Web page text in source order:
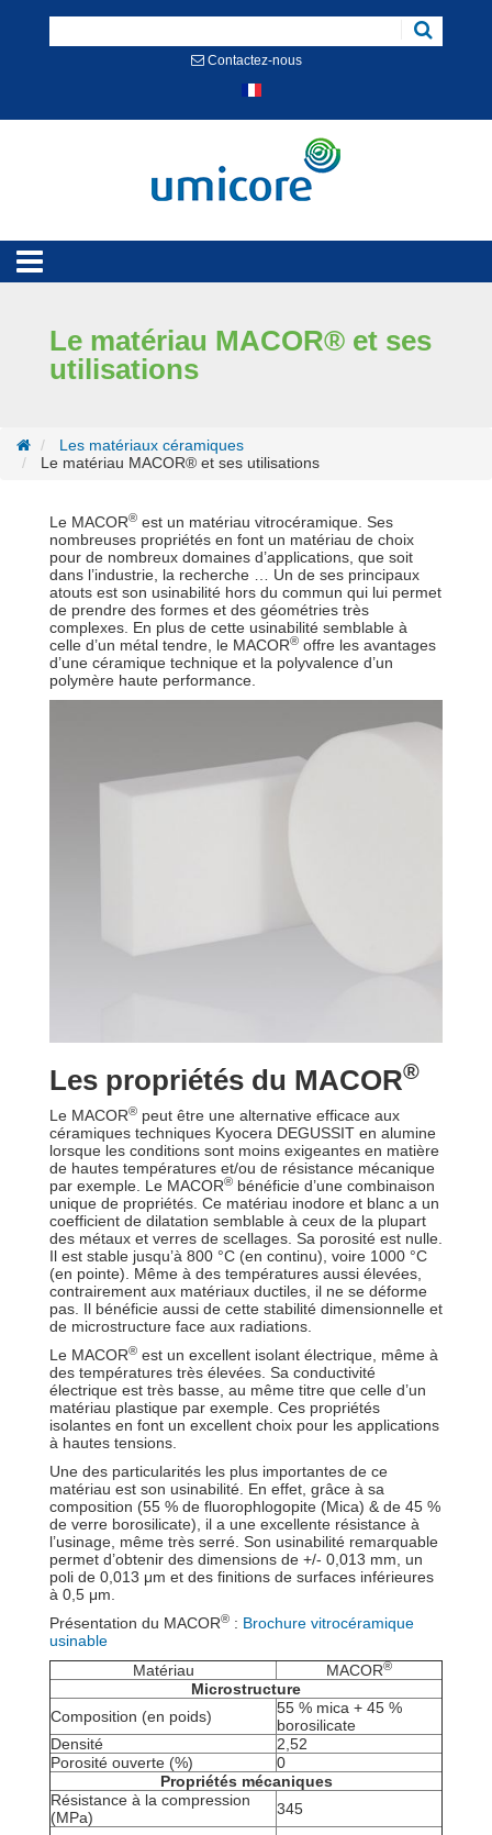
Contactez-nous
Le matériau MACOR® et ses
utilisations
Les matériaux céramiques
Le matériau MACOR® et ses utilisations
Le MACOR® est un matériau vitrocéramique. Ses
nombreuses propriétés en font un matériau de choix
pour de nombreux domaines d’applications, que soit
dans l’industrie, la recherche … Un de ses principaux
atouts est son usinabilité hors du commun qui lui permet
de prendre des formes et des géométries très
complexes. En plus de cette usinabilité semblable à
celle d’un métal tendre, le MACOR® offre les avantages
d’une céramique technique et la polyvalence d’un
polymère haute performance.
Les propriétés du MACOR®
Le MACOR® peut être une alternative efficace aux
céramiques techniques Kyocera DEGUSSIT en alumine
lorsque les conditions sont moins exigeantes en matière
de hautes températures et/ou de résistance mécanique
par exemple. Le MACOR® bénéficie d’une combinaison
unique de propriétés. Ce matériau inodore et blanc a un
coefficient de dilatation semblable à ceux de la plupart
des métaux et verres de scellages. Sa porosité est nulle.
Il est stable jusqu’à 800 °C (en continu), voire 1000 °C
(en pointe). Même à des températures aussi élevées,
contrairement aux matériaux ductiles, il ne se déforme
pas. Il bénéficie aussi de cette stabilité dimensionnelle et
de microstructure face aux radiations.
Le MACOR® est un excellent isolant électrique, même à
des températures très élevées. Sa conductivité
électrique est très basse, au même titre que celle d’un
matériau plastique par exemple. Ces propriétés
isolantes en font un excellent choix pour les applications
à hautes tensions.
Une des particularités les plus importantes de ce
matériau est son usinabilité. En effet, grâce à sa
composition (55 % de fluorophlogopite (Mica) & de 45 %
de verre borosilicate), il a une excellente résistance à
l’usinage, même très serré. Son usinabilité remarquable
permet d’obtenir des dimensions de +/- 0,013 mm, un
poli de 0,013 μm et des finitions de surfaces inférieures
à 0,5 μm.
Présentation du MACOR® : Brochure vitrocéramique
usinable
Matériau
MACOR®
Microstructure
Composition (en poids)
55 % mica + 45 %
borosilicate
Densité
2,52
Porosité ouverte (%)
0
Propriétés mécaniques
Résistance à la compression
(MPa)
345